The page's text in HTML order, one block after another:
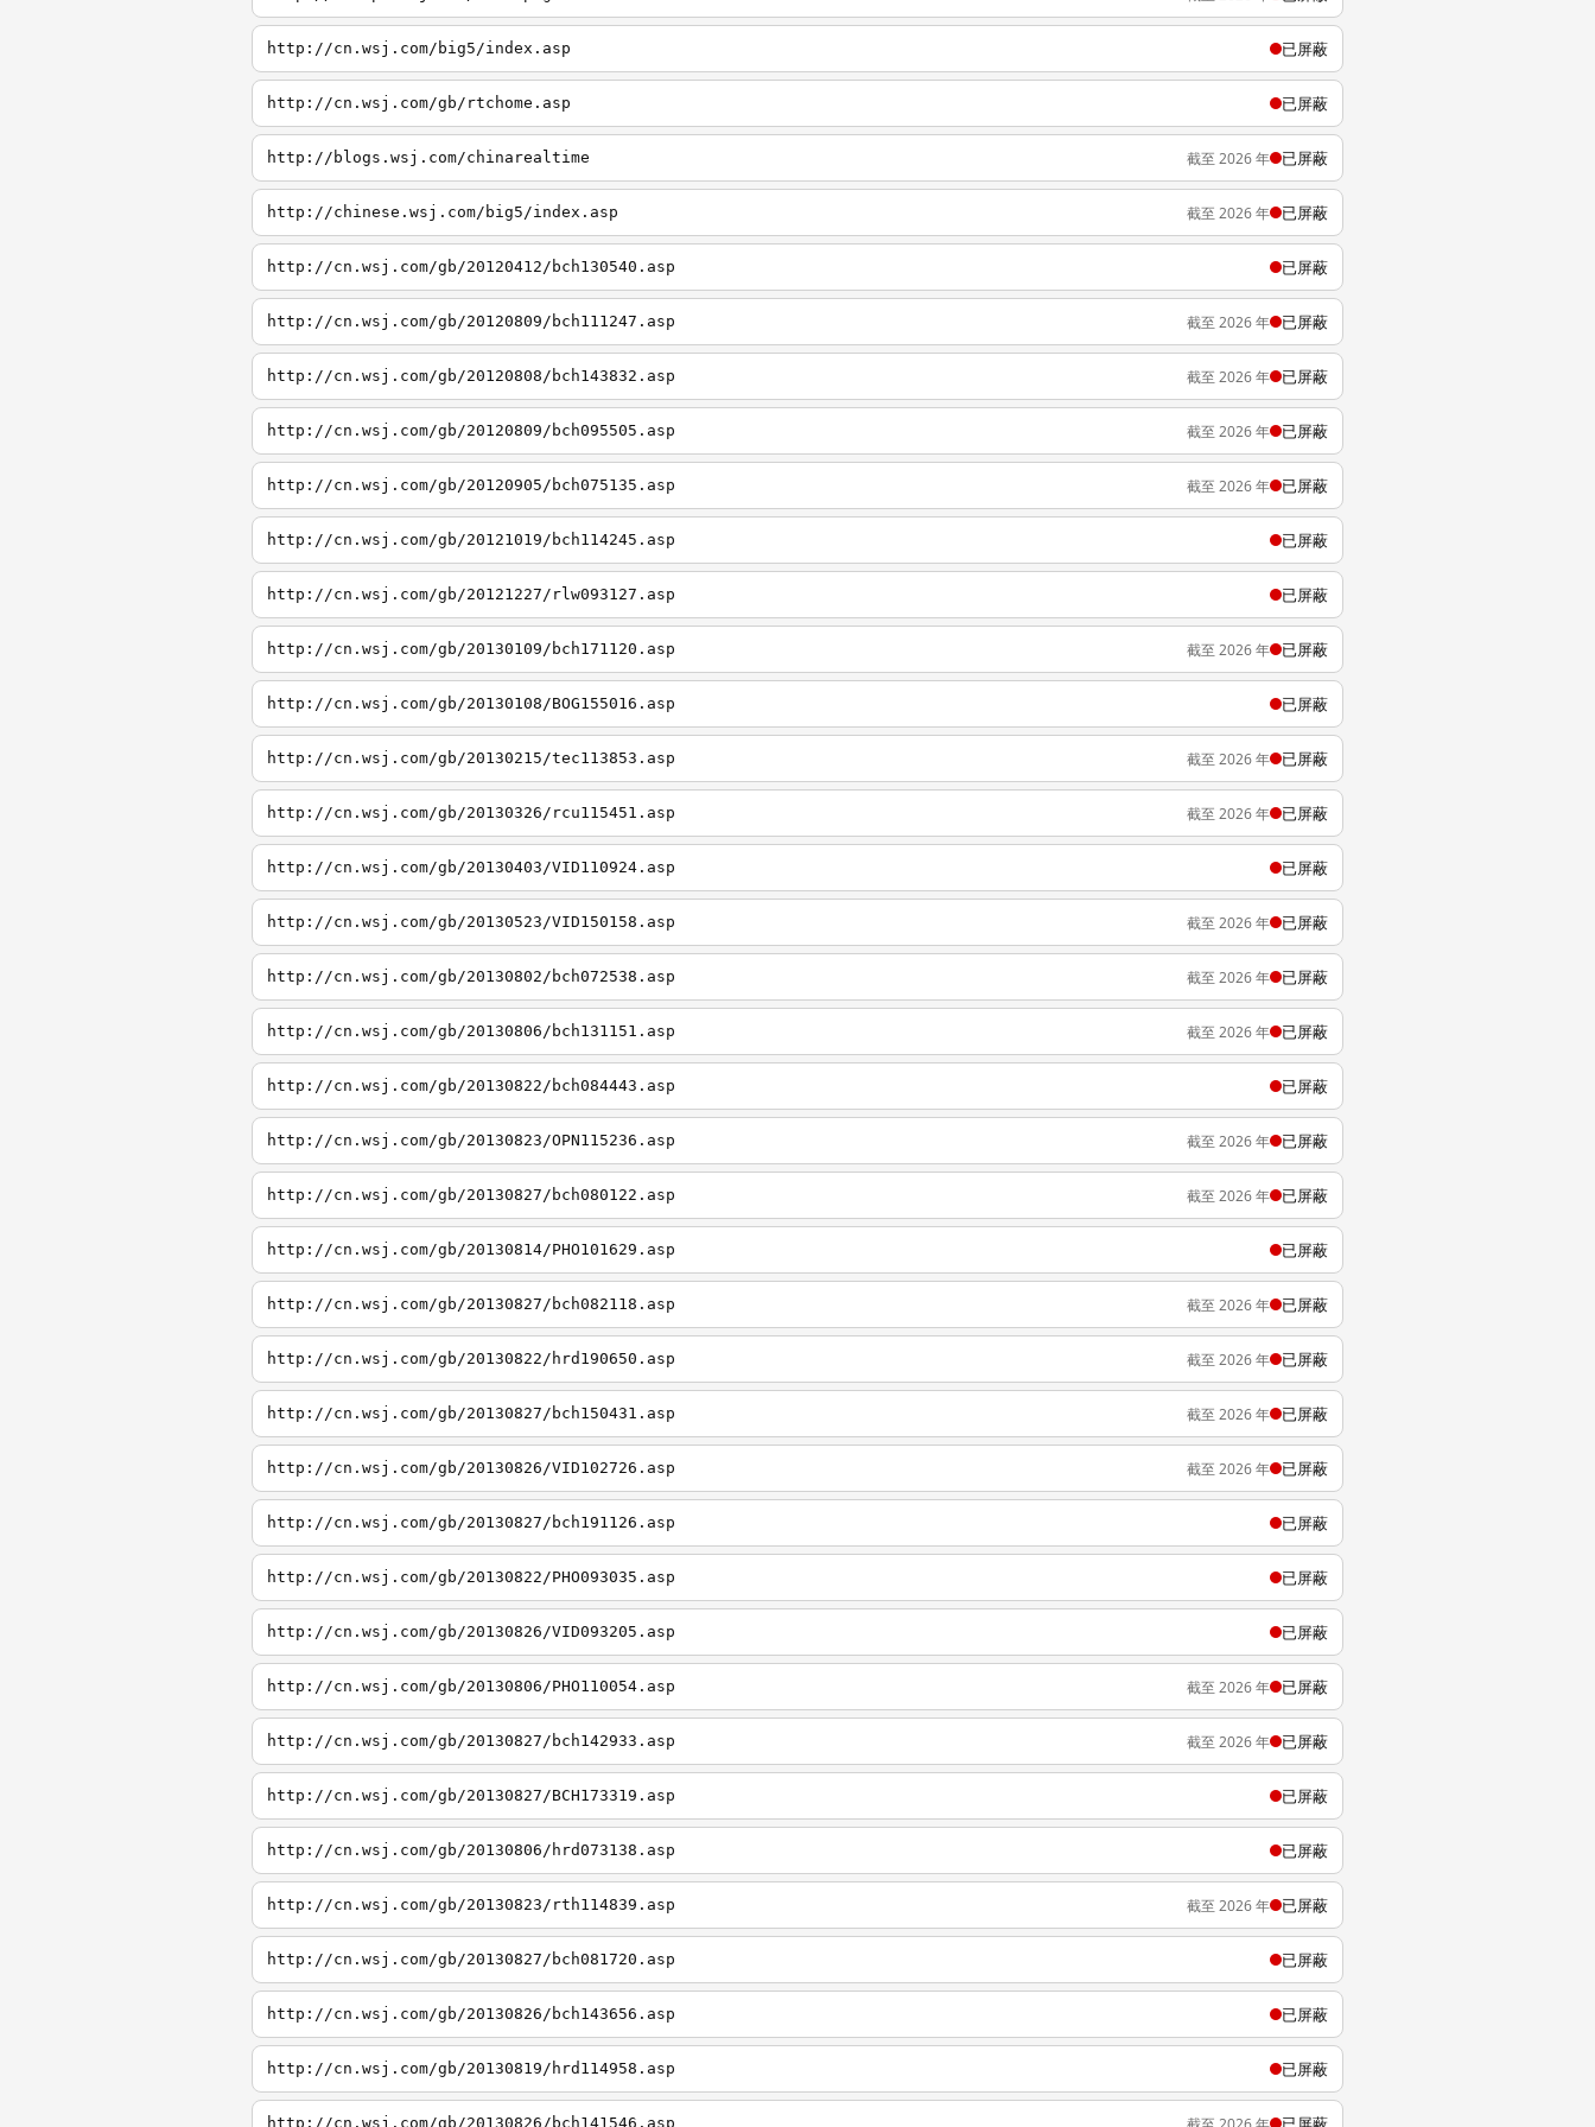
http://cn.wsj.com/big5/index.asp 已屏蔽
http://cn.wsj.com/gb/rtchome.asp 已屏蔽
http://blogs.wsj.com/chinarealtime 截至 2026 年 已屏蔽
http://chinese.wsj.com/big5/index.asp 截至 2026 年 已屏蔽
http://cn.wsj.com/gb/20120412/bch130540.asp 已屏蔽
http://cn.wsj.com/gb/20120809/bch111247.asp 截至 2026 年 已屏蔽
http://cn.wsj.com/gb/20120808/bch143832.asp 截至 2026 年 已屏蔽
http://cn.wsj.com/gb/20120809/bch095505.asp 截至 2026 年 已屏蔽
http://cn.wsj.com/gb/20120905/bch075135.asp 截至 2026 年 已屏蔽
http://cn.wsj.com/gb/20121019/bch114245.asp 已屏蔽
http://cn.wsj.com/gb/20121227/rlw093127.asp 已屏蔽
http://cn.wsj.com/gb/20130109/bch171120.asp 截至 2026 年 已屏蔽
http://cn.wsj.com/gb/20130108/BOG155016.asp 已屏蔽
http://cn.wsj.com/gb/20130215/tec113853.asp 截至 2026 年 已屏蔽
http://cn.wsj.com/gb/20130326/rcu115451.asp 截至 2026 年 已屏蔽
http://cn.wsj.com/gb/20130403/VID110924.asp 已屏蔽
http://cn.wsj.com/gb/20130523/VID150158.asp 截至 2026 年 已屏蔽
http://cn.wsj.com/gb/20130802/bch072538.asp 截至 2026 年 已屏蔽
http://cn.wsj.com/gb/20130806/bch131151.asp 截至 2026 年 已屏蔽
http://cn.wsj.com/gb/20130822/bch084443.asp 已屏蔽
http://cn.wsj.com/gb/20130823/OPN115236.asp 截至 2026 年 已屏蔽
http://cn.wsj.com/gb/20130827/bch080122.asp 截至 2026 年 已屏蔽
http://cn.wsj.com/gb/20130814/PHO101629.asp 已屏蔽
http://cn.wsj.com/gb/20130827/bch082118.asp 截至 2026 年 已屏蔽
http://cn.wsj.com/gb/20130822/hrd190650.asp 截至 2026 年 已屏蔽
http://cn.wsj.com/gb/20130827/bch150431.asp 截至 2026 年 已屏蔽
http://cn.wsj.com/gb/20130826/VID102726.asp 截至 2026 年 已屏蔽
http://cn.wsj.com/gb/20130827/bch191126.asp 已屏蔽
http://cn.wsj.com/gb/20130822/PHO093035.asp 已屏蔽
http://cn.wsj.com/gb/20130826/VID093205.asp 已屏蔽
http://cn.wsj.com/gb/20130806/PHO110054.asp 截至 2026 年 已屏蔽
http://cn.wsj.com/gb/20130827/bch142933.asp 截至 2026 年 已屏蔽
http://cn.wsj.com/gb/20130827/BCH173319.asp 已屏蔽
http://cn.wsj.com/gb/20130806/hrd073138.asp 已屏蔽
http://cn.wsj.com/gb/20130823/rth114839.asp 截至 2026 年 已屏蔽
http://cn.wsj.com/gb/20130827/bch081720.asp 已屏蔽
http://cn.wsj.com/gb/20130826/bch143656.asp 已屏蔽
http://cn.wsj.com/gb/20130819/hrd114958.asp 已屏蔽
http://cn.wsj.com/gb/20130826/bch141546.asp